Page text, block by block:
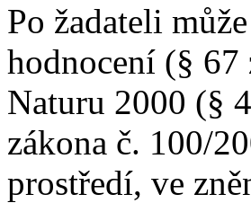
Po žadateli
hodnocení (§
Naturu 2000 (§
zákona č. 100/
prostředí, ve